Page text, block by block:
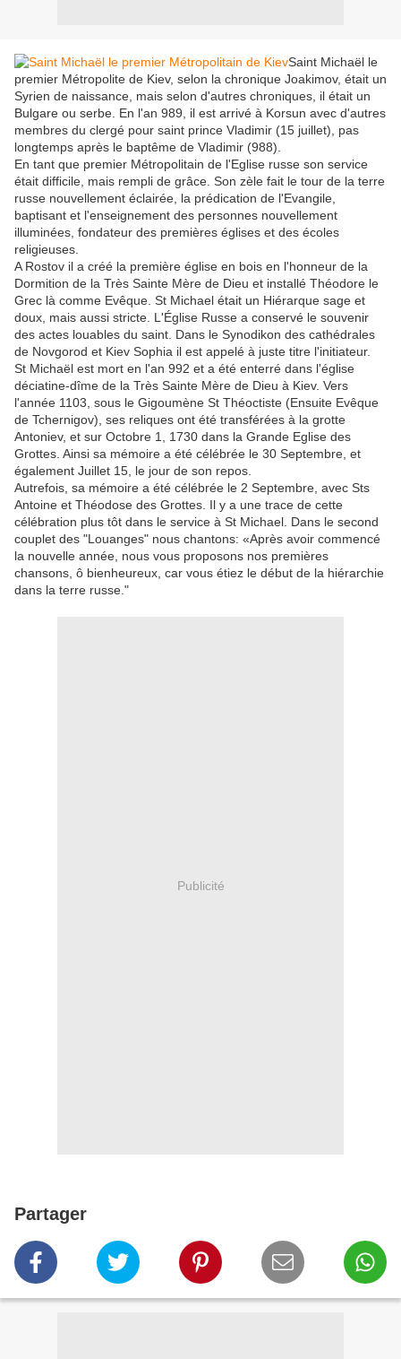
Saint Michaël le
premier Métropolite de Kiev, selon la chronique Joakimov, était un
Syrien de naissance, mais selon d'autres chroniques, il était un
Bulgare ou serbe. En l'an 989, il est arrivé à Korsun avec d'autres
membres du clergé pour saint prince Vladimir (15 juillet), pas
longtemps après le baptême de Vladimir (988).
En tant que premier Métropolitain de l'Eglise russe son service
était difficile, mais rempli de grâce. Son zèle fait le tour de la terre
russe nouvellement éclairée, la prédication de l'Evangile,
baptisant et l'enseignement des personnes nouvellement
illuminées, fondateur des premières églises et des écoles
religieuses.
A Rostov il a créé la première église en bois en l'honneur de la
Dormition de la Très Sainte Mère de Dieu et installé Théodore le
Grec là comme Evêque. St Michael était un Hiérarque sage et
doux, mais aussi stricte. L'Église Russe a conservé le souvenir
des actes louables du saint. Dans le Synodikon des cathédrales
de Novgorod et Kiev Sophia il est appelé à juste titre l'initiateur.
St Michaël est mort en l'an 992 et a été enterré dans l'église
déciatine-dîme de la Très Sainte Mère de Dieu à Kiev. Vers
l'année 1103, sous le Gigoumène St Théoctiste (Ensuite Evêque
de Tchernigov), ses reliques ont été transférées à la grotte
Antoniev, et sur Octobre 1, 1730 dans la Grande Eglise des
Grottes. Ainsi sa mémoire a été célébrée le 30 Septembre, et
également Juillet 15, le jour de son repos.
Autrefois, sa mémoire a été célébrée le 2 Septembre, avec Sts
Antoine et Théodose des Grottes. Il y a une trace de cette
célébration plus tôt dans le service à St Michael. Dans le second
couplet des "Louanges" nous chantons: «Après avoir commencé
la nouvelle année, nous vous proposons nos premières
chansons, ô bienheureux, car vous étiez le début de la hiérarchie
dans la terre russe."
Publicité
Partager